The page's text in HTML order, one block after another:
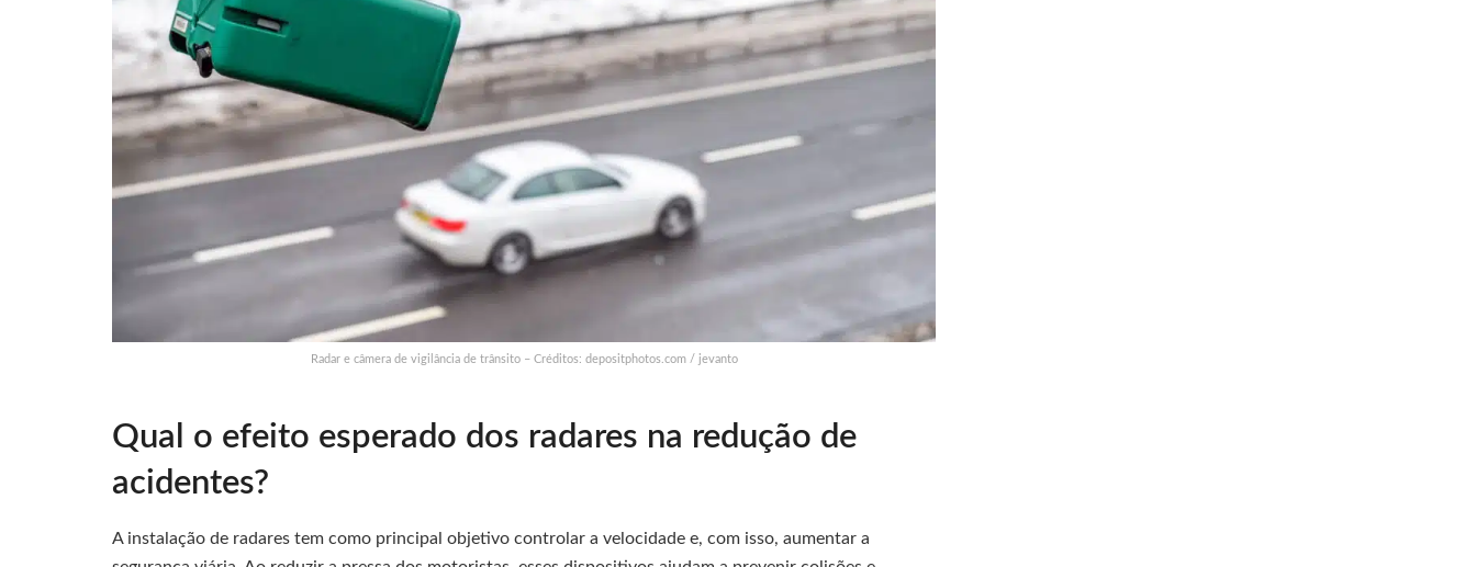
Radar e câmera de vigilância de trânsito – Créditos: depositphotos.com / jevanto
Qual o efeito esperado dos radares na redução de
acidentes?
A instalação de radares tem como principal objetivo controlar a velocidade e, com isso, aumentar a